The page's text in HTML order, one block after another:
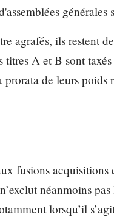
générales
agrafés, ils restent
A et B sont
de leurs poids
fusions acquisitions
néanmoins
lorsqu’il